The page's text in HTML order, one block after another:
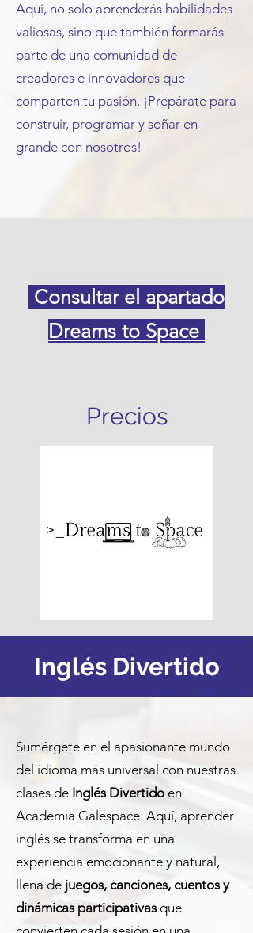
Aquí, no solo aprenderás habilidades
valiosas, sino que también formarás
parte de una comunidad de
creadores e innovadores que
comparten tu pasión. ¡Prepárate para
construir, programar y soñar en
grande con nosotros!
Consultar el apartado
Dreams to Space
Precios
Inglés Divertido
Sumérgete en el apasionante mundo
del idioma más universal con nuestras
clases de Inglés Divertido en
Academia Galespace. Aquí, aprender
inglés se transforma en una
experiencia emocionante y natural,
llena de juegos, canciones, cuentos y
dinámicas participativasque